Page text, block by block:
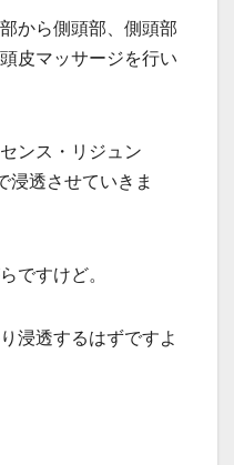
から側頭部、側頭部
皮マッサージを行い
ンス・リジュン
浸透させていきま
ですけど。
浸透するはずですよ